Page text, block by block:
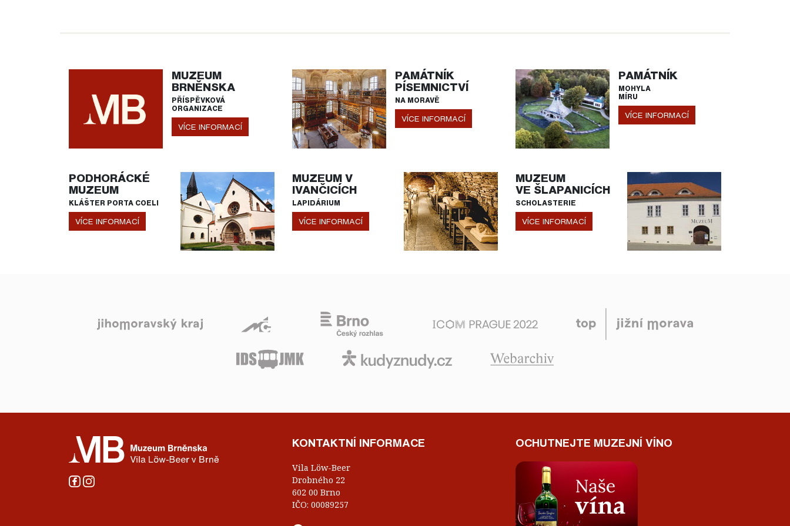
MUZEUM
BRNĚNSKA
PŘÍSPĚVKOVÁ
ORGANIZACE
VÍCE INFORMACÍ
PAMÁTNÍK
PÍSEMNICTVÍ
NA MORAVĚ
VÍCE INFORMACÍ
PAMÁTNÍK
MOHYLA
MÍRU
VÍCE INFORMACÍ
PODHORÁCKÉ
MUZEUM
KLÁŠTER PORTA COELI
VÍCE INFORMACÍ
MUZEUM V
IVANČICÍCH
LAPIDÁRIUM
VÍCE INFORMACÍ
MUZEUM
VE ŠLAPANICÍCH
SCHOLASTERIE
VÍCE INFORMACÍ
KONTAKTNÍ INFORMACE
Vila Löw-Beer
Drobného 22
602 00 Brno
IČO: 00089257
OCHUTNEJTE MUZEJNÍ VÍNO